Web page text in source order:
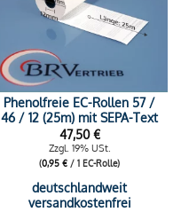
Phenolfreie EC-Rollen 57 /
46 / 12 (25m) mit SEPA-Text
47,50€
Zzgl. 19% USt.
(0,95€ / 1 EC-Rolle)
deutschlandweit
versandkostenfrei